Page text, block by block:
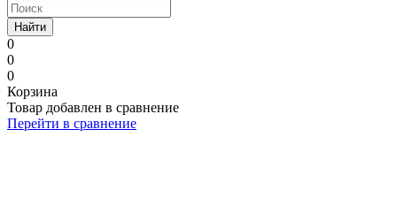
Найти
0
0
0
Корзина
Товар добавлен в сравнение
Перейти в сравнение